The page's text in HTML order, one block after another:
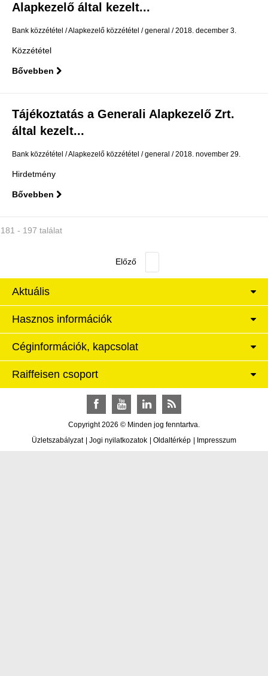
Alapkezelő által kezelt...
Bank közzététel Alapkezelő közzététel general 2018. december 3.
Közzététel
Bővebben
Tájékoztatás a Generali Alapkezelő Zrt.
által kezelt...
Bank közzététel Alapkezelő közzététel general 2018. november 29.
Hirdetmény
Bővebben
181 - 197 találat
Aktuális
Hasznos információk
Céginformációk, kapcsolat
Raiffeisen csoport
Copyright 2026 © Minden jog fenntartva.
FacebookYouTubeLinkedInRSS
Üzletszabályzat | Jogi nyilatkozatok | Oldaltérkép | Impresszum